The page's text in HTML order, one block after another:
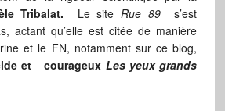
Tribalat. Le siteRue 89s’est
actant qu’elle est citée de manière
et le FN, notamment sur ce blog,
et courageux Les yeux grands